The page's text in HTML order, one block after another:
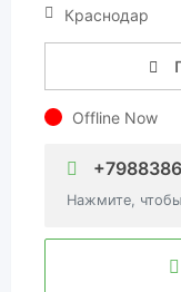
Краснодар
Offline Now
Нажмите,